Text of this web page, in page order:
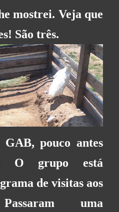
mostrei. Veja que
São três.
GAB, pouco antes
O grupo está
de visitas aos
uma